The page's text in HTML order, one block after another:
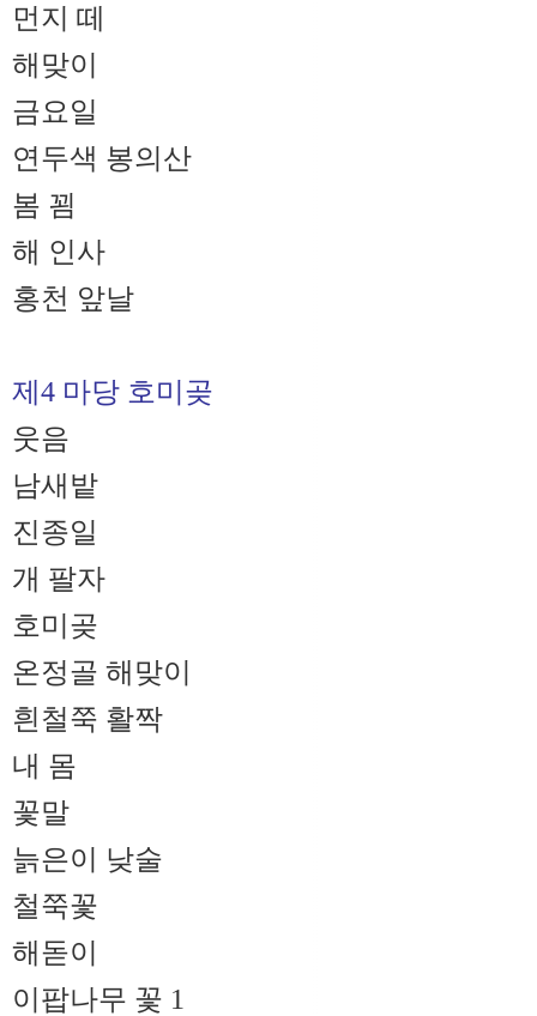
먼지 떼
해맞이
금요일
연두색 봉의산
봄 꾐
해 인사
홍천 앞날
제4 마당 호미곶
웃음
남새밭
진종일
개 팔자
호미곶
온정골 해맞이
흰철쭉 활짝
내 몸
꽃말
늙은이 낮술
철쭉꽃
해돋이
이팝나무 꽃 1